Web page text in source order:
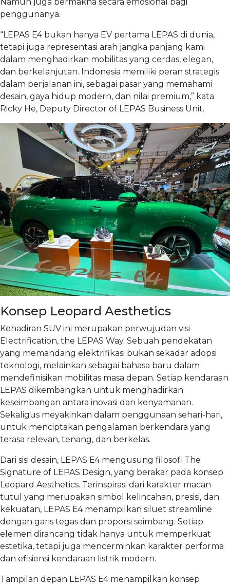
penggunanya.
“LEPAS E4 bukan hanya EV pertama LEPAS di dunia,
tetapi juga representasi arah jangka panjang kami
dalam menghadirkan mobilitas yang cerdas, elegan,
dan berkelanjutan. Indonesia memiliki peran strategis
dalam perjalanan ini, sebagai pasar yang memahami
desain, gaya hidup modern, dan nilai premium,” kata
Ricky He, Deputy Director of LEPAS Business Unit.
Konsep Leopard Aesthetics
Kehadiran SUV ini merupakan perwujudan visi
Electrification, the LEPAS Way. Sebuah pendekatan
yang memandang elektrifikasi bukan sekadar adopsi
teknologi, melainkan sebagai bahasa baru dalam
mendefinisikan mobilitas masa depan. Setiap kendaraan
LEPAS dikembangkan untuk menghadirkan
keseimbangan antara inovasi dan kenyamanan.
Sekaligus meyakinkan dalam penggunaan sehari-hari,
untuk menciptakan pengalaman berkendara yang
terasa relevan, tenang, dan berkelas.
Dari sisi desain, LEPAS E4 mengusung filosofi The
Signature of LEPAS Design, yang berakar pada konsep
Leopard Aesthetics. Terinspirasi dari karakter macan
tutul yang merupakan simbol kelincahan, presisi, dan
kekuatan, LEPAS E4 menampilkan siluet streamline
dengan garis tegas dan proporsi seimbang. Setiap
elemen dirancang tidak hanya untuk memperkuat
estetika, tetapi juga mencerminkan karakter performa
dan efisiensi kendaraan listrik modern.
Tampilan depan LEPAS E4 menampilkan konsep